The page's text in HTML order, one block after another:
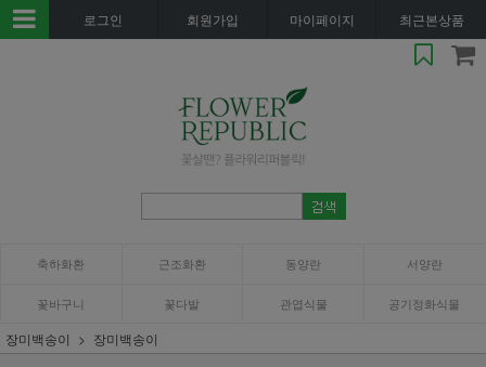
로그인 회원가입 마이페이지 최근본상품
축하화환 근조화환 동양란 서양란
꽃바구니 꽃다발 관엽식물 공기정화식물
장미백송이 장미백송이